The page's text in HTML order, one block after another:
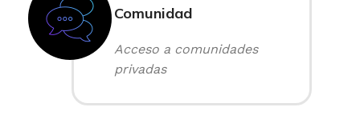
Comunidad
Acceso a comunidades
privadas